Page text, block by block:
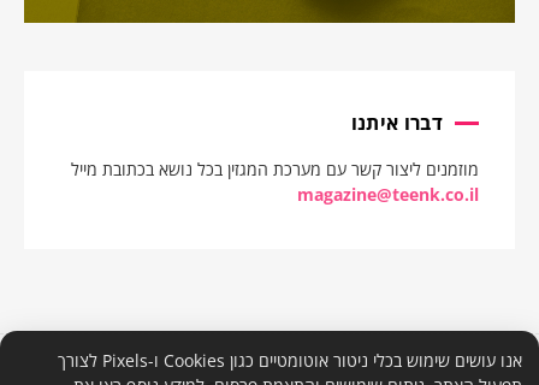
דברו איתנו
מוזמנים ליצור קשר עם מערכת המגזין בכל נושא בכתובת מייל
magazine@teenk.co.il
אנו עושים שימוש בכלי ניטור אוטומטיים כגון Cookies ו-Pixels לצורך